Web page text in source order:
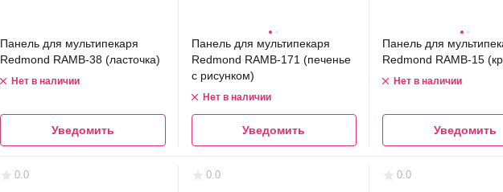
Панель для мультипекаря
Redmond RAMB-38 (ласточка)
Нет в наличии
Уведомить
Панель для мультипекаря
Redmond RAMB-171 (печенье
с рисунком)
Нет в наличии
Уведомить
Панель для
Redmond RAMB-15
Нет в наличии
Уведомить
0.0 0.0 0.0